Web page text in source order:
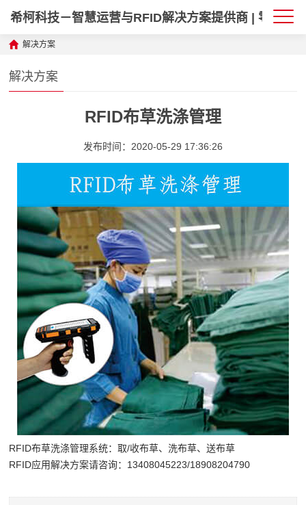
希柯科技－智慧运营与RFID解决方案提供商 | 零售·政
解决方案
解决方案
RFID布草洗涤管理
发布时间：2020-05-29 17:36:26
RFID布草洗涤管理系统：取/收布草、洗布草、送布草
RFID应用解决方案请咨询：13408045223/18908204790